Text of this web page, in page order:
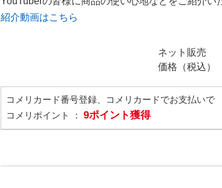
紹介動画はこちら
ネット販売
価格（税込）
コメリカード番号登録、コメリカードでお支払いで
コメリポイント ： 9ポイント獲得